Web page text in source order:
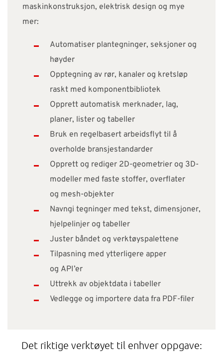
maskinkonstruksjon, elektrisk design og mye
mer:
Automatiser plantegninger, seksjoner og
høyder
Opptegning av rør, kanaler og kretsløp
raskt med komponentbibliotek
Opprett automatisk merknader, lag,
planer, lister og tabeller
Bruk en regelbasert arbeidsflyt til å
overholde bransjestandarder
Opprett og rediger 2D-geometrier og 3D-
modeller med faste stoffer, overflater
og mesh-objekter
Navngi tegninger med tekst, dimensjoner,
hjelpelinjer og tabeller
Juster båndet og verktøyspalettene
Tilpasning med ytterligere apper
og API’er
Uttrekk av objektdata i tabeller
Vedlegge og importere data fra PDF-filer
Det riktige verktøyet til enhver oppgave: